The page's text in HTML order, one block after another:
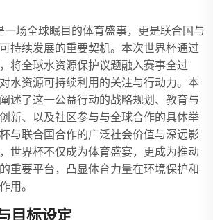
场全球瞩目的体育盛事，更是联合国与
持续发展的重要契机。本次世界杯通过
将全球水资源保护议题融入赛事全过
水资源可持续利用的关注与行动力。本
述了这一公益行动的战略规划、教育与
新、以及社区参与与全球合作的具体举
与联合国合作的广泛社会价值与深远影
世界杯不仅成为体育盛宴，更成为推动
重要平台，凸显体育力量在环境保护和
用。
目标设定